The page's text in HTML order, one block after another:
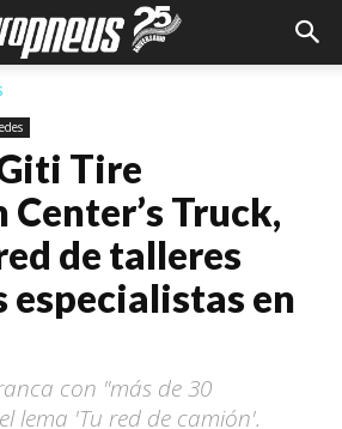
Tire
Truck,
de talleres
especialistas en
con "más de 30
lema 'Tu red de camión'.